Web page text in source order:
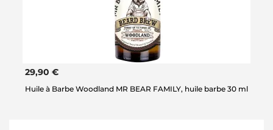
29,90 €
Huile à Barbe Woodland MR BEAR FAMILY, huile barbe 30 ml